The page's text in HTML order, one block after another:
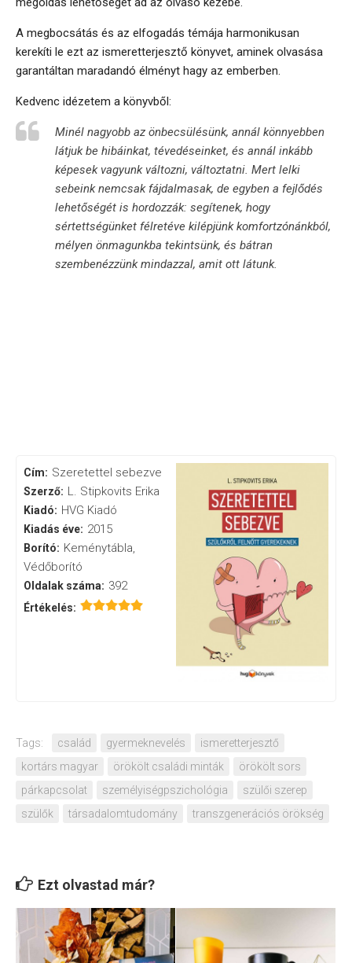
A megbocsátás és az elfogadás témája harmonikusan
kerekíti le ezt az ismeretterjesztő könyvet, aminek olvasása
garantáltan maradandó élményt hagy az emberben.
Kedvenc idézetem a könyvből:
Minél nagyobb az önbecsülésünk, annál könnyebben
látjuk be hibáinkat, tévedéseinket, és annál inkább
képesek vagyunk változni, változtatni. Mert lelki
sebeink nemcsak fájdalmasak, de egyben a fejlődés
lehetőségét is hordozzák: segítenek, hogy
sértettségünket félretéve kilépjünk komfortzónánkból,
mélyen önmagunkba tekintsünk, és bátran
szembenézzünk mindazzal, amit ott látunk.
Cím: Szeretettel sebezve
Szerző: L. Stipkovits Erika
Kiadó: HVG Kiadó
Kiadás éve: 2015
Borító: Keménytábla,
Védőborító
Oldalak száma: 392
Értékelés:
Tags: család gyermeknevelés
ismeretterjesztő
kortárs magyar
örökölt családi minták
örökölt sors
párkapcsolat
személyiségpszichológia
szülői szerep
szülők
társadalomtudomány transzgenerációs örökség
Ezt olvastad már?